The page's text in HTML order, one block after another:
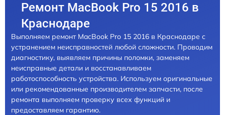
Ремонт MacBook Pro 15 2016 в
Краснодаре
Выполняем ремонт MacBook Pro 15 2016 в Краснодаре с
устранением неисправностей любой сложности. Проводим
диагностику, выявляем причины поломки, заменяем
неисправные детали и восстанавливаем
работоспособность устройства. Используем оригинальные
или рекомендованные производителем запчасти, после
ремонта выполняем проверку всех функций и
предоставляем гарантию.